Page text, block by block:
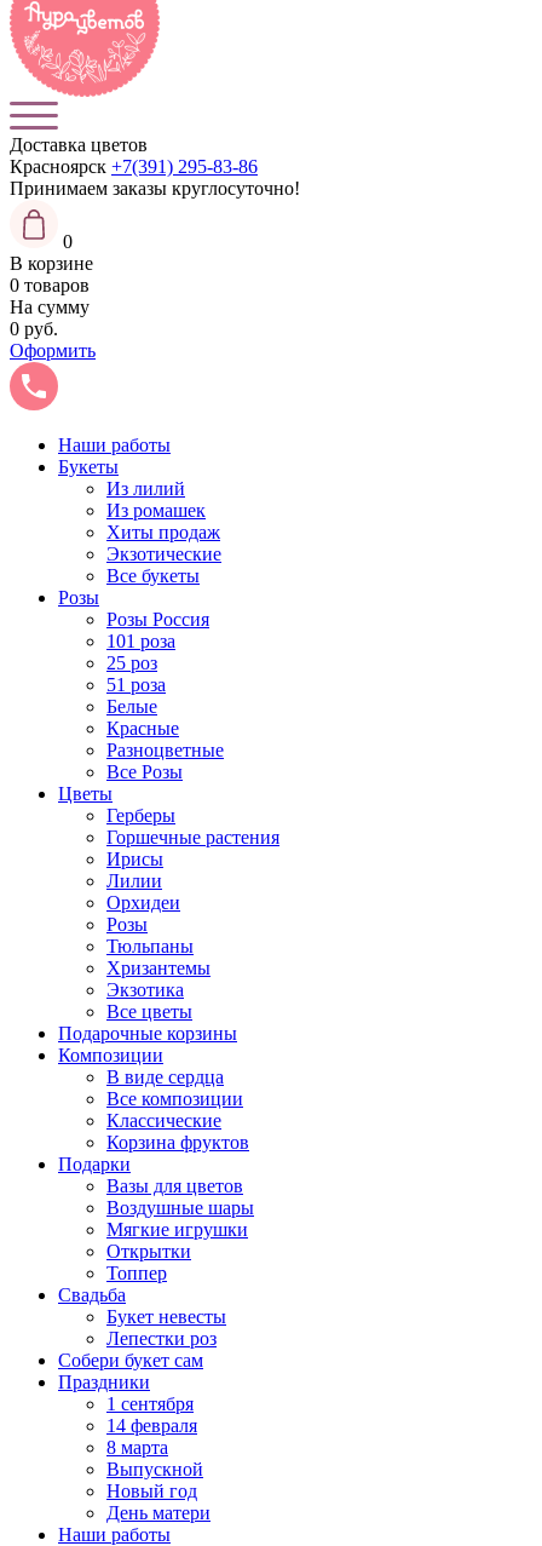
Доставка цветов
Красноярск +7(391) 295-83-86
Принимаем заказы круглосуточно!
0
В корзине
0 товаров
На сумму
0 руб.
Оформить
Наши работы
Букеты
Из лилий
Из ромашек
Хиты продаж
Экзотические
Все букеты
Розы
Розы Россия
101 роза
25 роз
51 роза
Белые
Красные
Разноцветные
Все Розы
Цветы
Герберы
Горшечные растения
Ирисы
Лилии
Орхидеи
Розы
Тюльпаны
Хризантемы
Экзотика
Все цветы
Подарочные корзины
Композиции
В виде сердца
Все композиции
Классические
Корзина фруктов
Подарки
Вазы для цветов
Воздушные шары
Мягкие игрушки
Открытки
Топпер
Свадьба
Букет невесты
Лепестки роз
Собери букет сам
Праздники
1 сентября
14 февраля
8 марта
Выпускной
Новый год
День матери
Наши работы